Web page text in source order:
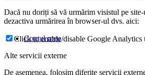
Contul meu
Dacă nu doriți să vă urmărim visistul pe
dezactiva urmărirea în browser-ul dvs. aici:
Click to enable/disable Google Analytics
Alte servicii externe
De asemenea, folosim diferite servicii